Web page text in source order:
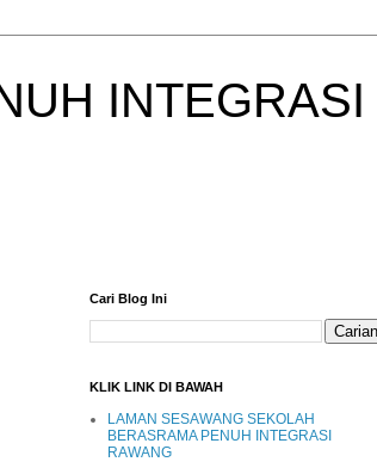
INTEGRASI
Cari Blog Ini
KLIK LINK DI BAWAH
LAMAN SESAWANG SEKOLAH
BERASRAMA PENUH INTEGRASI
RAWANG